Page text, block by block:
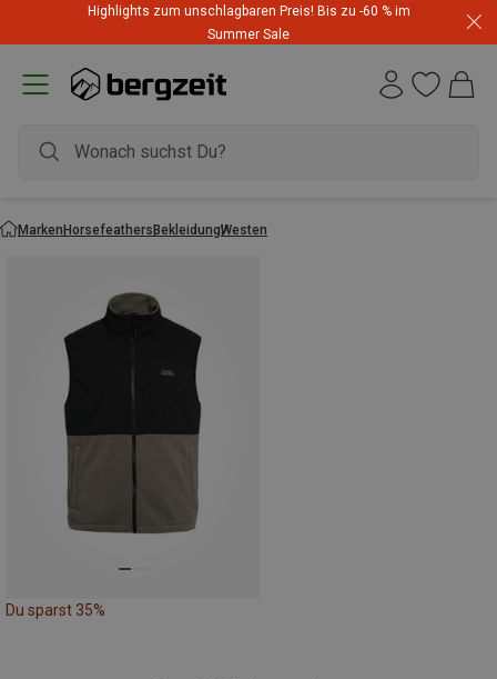
Highlights zum unschlagbaren Preis! Bis zu -60 % im
Summer Sale
MarkenHorsefeathersBekleidungWesten
Du sparst 35%